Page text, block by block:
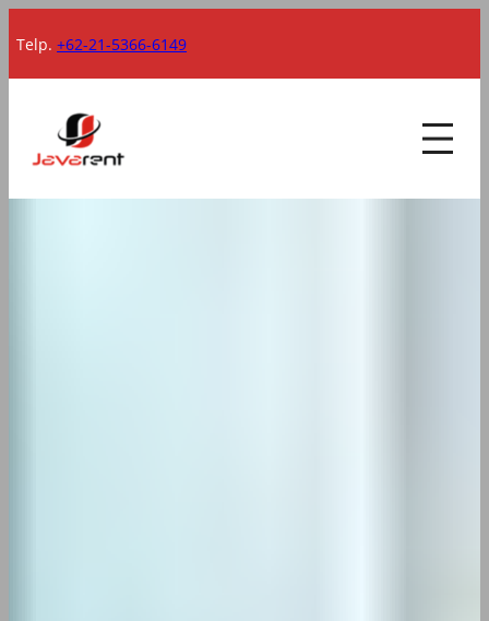
ke
konten
Telp.+62-21-5366-6149